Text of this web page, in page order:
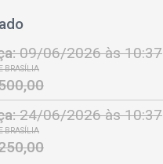
09/06/2026 às 10:37
BRASÍLIA
24/06/2026 às 10:37
BRASÍLIA